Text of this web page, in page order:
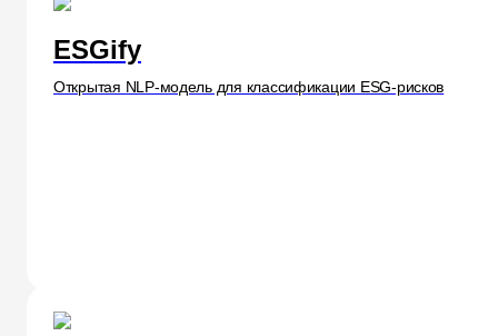
ESGify
Открытая NLP‑модель для классификации ESG‑рисков